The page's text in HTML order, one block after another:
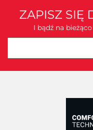
ZAPISZ SIĘ
I bądź na